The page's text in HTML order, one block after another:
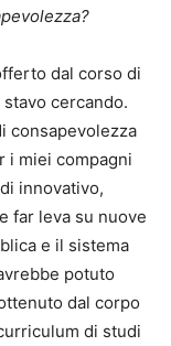
dal corso di
cercando.
consapevolezza
i miei compagni
innovativo,
far leva su nuove
e il sistema
potuto
dal corpo
di studi